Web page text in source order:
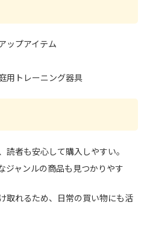
ップアイテム
用トレーニング器具
者も安心して購入しやすい。
ジャンルの商品も見つかりやす
取れるため、日常の買い物にも活